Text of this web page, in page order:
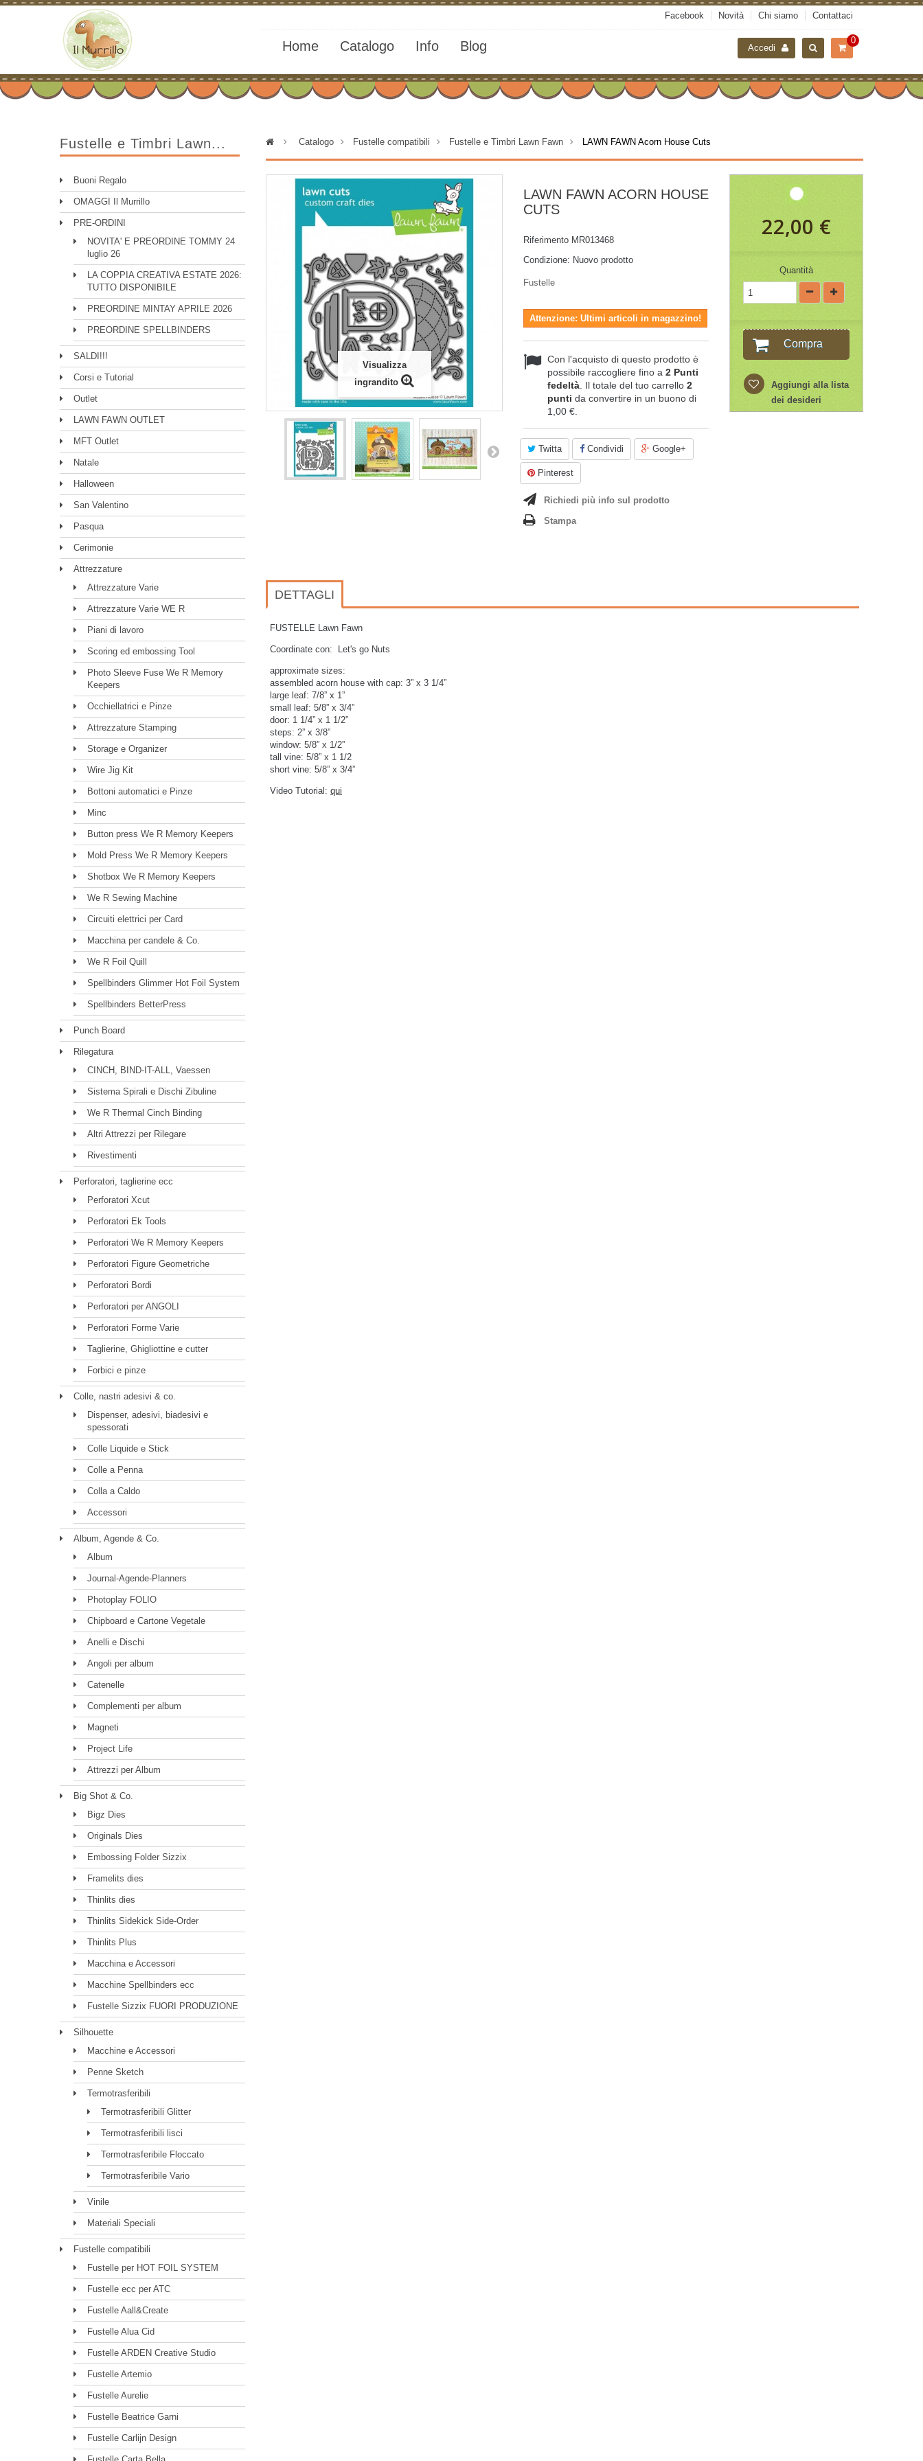
Facebook Novità Chi siamo Contattaci
0
Home Catalogo Info Blog Accedi
Fustelle e Timbri Lawn...
Buoni Regalo
OMAGGI Il Murrillo
PRE-ORDINI
NOVITA' E PREORDINE TOMMY 24
luglio 26
LA COPPIA CREATIVA ESTATE 2026:
TUTTO DISPONIBILE
PREORDINE MINTAY APRILE 2026
PREORDINE SPELLBINDERS
SALDI!!!
Corsi e Tutorial
Outlet
LAWN FAWN OUTLET
MFT Outlet
Natale
Halloween
San Valentino
Pasqua
Cerimonie
Attrezzature
Attrezzature Varie
Attrezzature Varie WE R
Piani di lavoro
Scoring ed embossing Tool
Photo Sleeve Fuse We R Memory
Keepers
Occhiellatrici e Pinze
Attrezzature Stamping
Storage e Organizer
Wire Jig Kit
Bottoni automatici e Pinze
Minc
Button press We R Memory Keepers
Mold Press We R Memory Keepers
Shotbox We R Memory Keepers
We R Sewing Machine
Circuiti elettrici per Card
Macchina per candele & Co.
We R Foil Quill
Spellbinders Glimmer Hot Foil System
Spellbinders BetterPress
Punch Board
Rilegatura
CINCH, BIND-IT-ALL, Vaessen
Sistema Spirali e Dischi Zibuline
We R Thermal Cinch Binding
Altri Attrezzi per Rilegare
Rivestimenti
Perforatori, taglierine ecc
Perforatori Xcut
Perforatori Ek Tools
Perforatori We R Memory Keepers
Perforatori Figure Geometriche
Perforatori Bordi
Perforatori per ANGOLI
Perforatori Forme Varie
Taglierine, Ghigliottine e cutter
Forbici e pinze
Colle, nastri adesivi & co.
Dispenser, adesivi, biadesivi e
spessorati
Colle Liquide e Stick
Colle a Penna
Colla a Caldo
Accessori
Album, Agende & Co.
Album
Journal-Agende-Planners
Photoplay FOLIO
Chipboard e Cartone Vegetale
Anelli e Dischi
Angoli per album
Catenelle
Complementi per album
Magneti
Project Life
Attrezzi per Album
Big Shot & Co.
Bigz Dies
Originals Dies
Embossing Folder Sizzix
Framelits dies
Thinlits dies
Thinlits Sidekick Side-Order
Thinlits Plus
Macchina e Accessori
Macchine Spellbinders ecc
Fustelle Sizzix FUORI PRODUZIONE
Silhouette
Macchine e Accessori
Penne Sketch
Termotrasferibili
Termotrasferibili Glitter
Termotrasferibili lisci
Termotrasferibile Floccato
Termotrasferibile Vario
Vinile
Materiali Speciali
Fustelle compatibili
Fustelle per HOT FOIL SYSTEM
Fustelle ecc per ATC
Fustelle Aall&Create
Fustelle Alua Cid
Fustelle ARDEN Creative Studio
Fustelle Artemio
Fustelle Aurelie
Fustelle Beatrice Garni
Fustelle Carlijn Design
> Catalogo > Fustelle compatibili > Fustelle e Timbri Lawn Fawn > LAWN FAWN Acorn House Cuts
Visualizza
ingrandito
LAWN FAWN ACORN HOUSE
CUTS
Riferimento MR013468
Condizione: Nuovo prodotto
Fustelle
Attenzione: Ultimi articoli in magazzino!
Con l'acquisto di questo prodotto è
possibile raccogliere fino a 2 Punti
fedeltà . Il totale del tuo carrello 2
punti da convertire in un buono di
1,00 €
Twitta Condividi Google+
Pinterest
Richiedi più info sul prodotto
Stampa
22,00 €
Quantità
Compra
Aggiungi alla lista
dei desideri
DETTAGLI
FUSTELLE Lawn Fawn
Coordinate con: Let's go Nuts
approximate sizes:
assembled acorn house with cap: 3” x 3 1/4”
large leaf: 7/8” x 1”
small leaf: 5/8” x 3/4”
door: 1 1/4” x 1 1/2”
steps: 2” x 3/8”
window: 5/8” x 1/2”
tall vine: 5/8” x 1 1/2
short vine: 5/8” x 3/4”
Video Tutorial: qui